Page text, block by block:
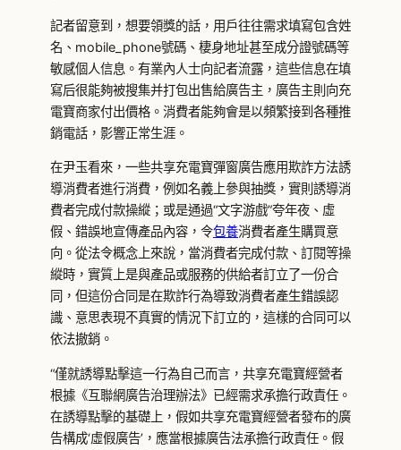
記者留意到，想要領獎的話，用戶往往需求填寫包含姓
名、mobile_phone號碼、棲身地址甚至成分證號碼等
敏感個人信息。有業內人士向記者流露，這些信息在填
寫后很能夠被搜集并打包出售給廣告主，廣告主則向充
電寶商家付出價格。消費者能夠會是以頻繁接到各種推
銷電話，影響正常生涯。
在尹玉看來，一些共享充電寶彈窗廣告應用欺詐方法誘
導消費者進行消費，例如名義上參與抽獎，實則誘導消
費者完成付款操縱；或是通過“文字游戲”夸年夜、虛
假、錯誤地宣傳產品內容，令包養消費者產生購買意
向。從法令概念上來說，當消費者完成付款、訂閱等操
縱時，實質上是與產品或服務的供給者訂立了一份合
同，但這份合同是在欺詐行為導致消費者產生錯誤認
識、意思表現不真實的情況下訂立的，這樣的合同可以
依法撤銷。
“僅就誘導點擊這一行為自己而言，共享充電寶經營者
根據《互聯網廣告治理辦法》已經需求承擔行政責任。
在誘導點擊的基礎上，假如共享充電寶經營者發布的廣
告構成‘虛假廣告’，應當根據廣告法承擔行政責任。假